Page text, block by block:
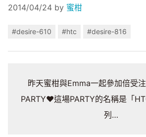
2014/04/24 by 蜜柑
#desire-610 #htc #desire-816
昨天蜜柑與Emma一起參加倍受
PARTY♥這場PARTY的名稱是「
列…